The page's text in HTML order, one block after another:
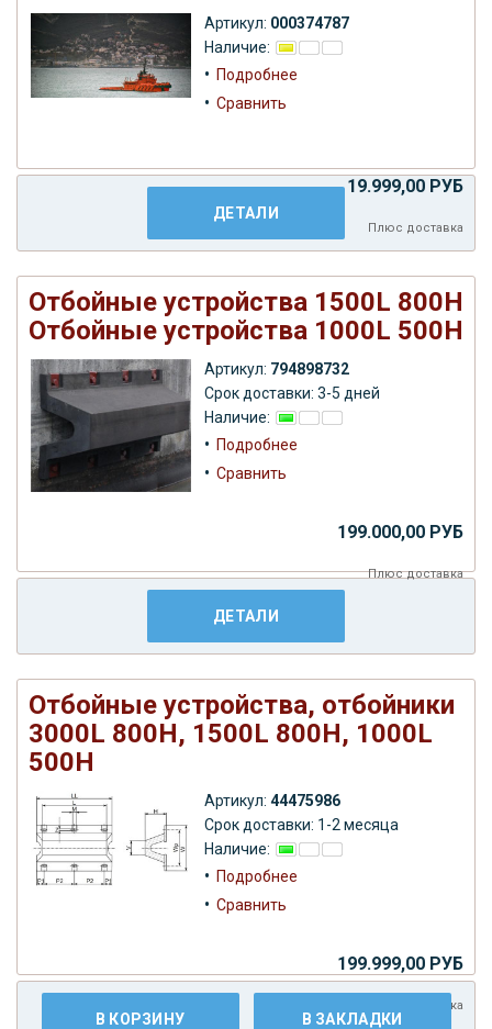
Артикул: 000374787
Наличие:
• Подробнее
• Сравнить
19.999,00 РУБ
Плюс доставка
ДЕТАЛИ
Отбойные устройства 1500L 800H
Отбойные устройства 1000L 500H
Артикул: 794898732
Срок доставки: 3-5 дней
Наличие:
• Подробнее
• Сравнить
199.000,00 РУБ
Плюсдоставка
ДЕТАЛИ
Отбойные устройства, отбойники
3000L 800H, 1500L 800H, 1000L
500H
Артикул: 44475986
Срок доставки: 1-2 месяца
Наличие:
• Подробнее
• Сравнить
199.999,00 РУБ
доставка
В КОРЗИНУ В ЗАКЛАДКИ